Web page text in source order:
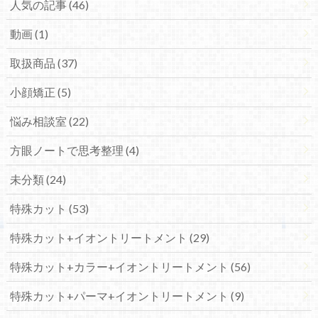
人気の記事 (46)
動画 (1)
取扱商品 (37)
小顔矯正 (5)
悩み相談室 (22)
方眼ノートで思考整理 (4)
未分類 (24)
特殊カット (53)
特殊カット+イオントリートメント (29)
特殊カット+カラー+イオントリートメント (56)
特殊カット+パーマ+イオントリートメント (9)